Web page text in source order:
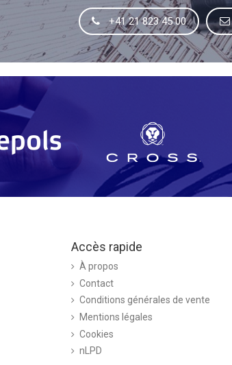
+41 21 823 45 00
Accès rapide
À propos
Contact
Conditions générales de vente
Mentions légales
Cookies
nLPD